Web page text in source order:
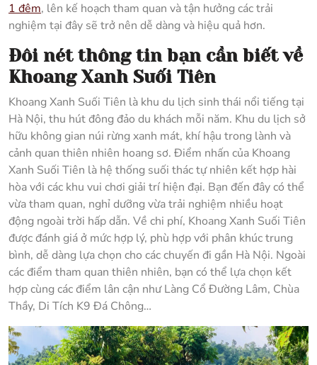
1 đêm, lên kế hoạch tham quan và tận hưởng các trải
nghiệm tại đây sẽ trở nên dễ dàng và hiệu quả hơn.
Đôi nét thông tin bạn cần biết về
Khoang Xanh Suối Tiên
Khoang Xanh Suối Tiên là khu du lịch sinh thái nổi tiếng tại
Hà Nội, thu hút đông đảo du khách mỗi năm. Khu du lịch sở
hữu không gian núi rừng xanh mát, khí hậu trong lành và
cảnh quan thiên nhiên hoang sơ. Điểm nhấn của Khoang
Xanh Suối Tiên là hệ thống suối thác tự nhiên kết hợp hài
hòa với các khu vui chơi giải trí hiện đại. Bạn đến đây có thể
vừa tham quan, nghỉ dưỡng vừa trải nghiệm nhiều hoạt
động ngoài trời hấp dẫn. Về chi phí, Khoang Xanh Suối Tiên
được đánh giá ở mức hợp lý, phù hợp với phân khúc trung
bình, dễ dàng lựa chọn cho các chuyến đi gần Hà Nội. Ngoài
các điểm tham quan thiên nhiên, bạn có thể lựa chọn kết
hợp cùng các điểm lân cận như Làng Cổ Đường Lâm, Chùa
Thầy, Di Tích K9 Đá Chông…